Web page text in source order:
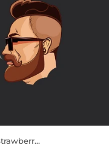
Ultimate E-liquid – Cider Strawberry Lime 100ml Shortfill